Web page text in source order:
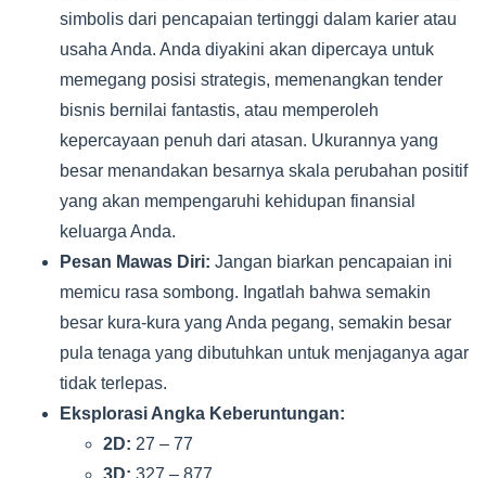
simbolis dari pencapaian tertinggi dalam karier atau
usaha Anda. Anda diyakini akan dipercaya untuk
memegang posisi strategis, memenangkan tender
bisnis bernilai fantastis, atau memperoleh
kepercayaan penuh dari atasan. Ukurannya yang
besar menandakan besarnya skala perubahan positif
yang akan mempengaruhi kehidupan finansial
keluarga Anda.
Pesan Mawas Diri: Jangan biarkan pencapaian ini
memicu rasa sombong. Ingatlah bahwa semakin
besar kura-kura yang Anda pegang, semakin besar
pula tenaga yang dibutuhkan untuk menjaganya agar
tidak terlepas.
Eksplorasi Angka Keberuntungan:
2D: 27 – 77
3D: 327 – 877